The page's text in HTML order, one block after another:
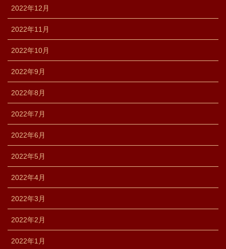
2022年12月
2022年11月
2022年10月
2022年9月
2022年8月
2022年7月
2022年6月
2022年5月
2022年4月
2022年3月
2022年2月
2022年1月